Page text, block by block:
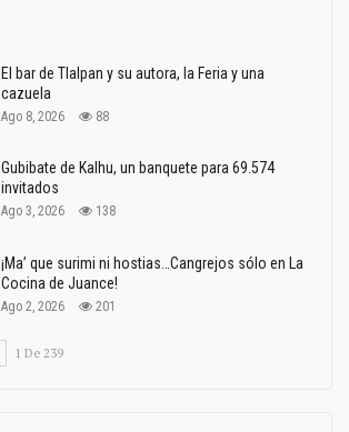
El bar de Tlalpan y su autora, la Feria y una
cazuela
Ago 8, 2026 88
Gubibate de Kalhu, un banquete para 69.574
invitados
Ago 3, 2026 138
¡Ma’ que surimi ni hostias…Cangrejos sólo en La
Cocina de Juance!
Ago 2, 2026 201
1 De 239